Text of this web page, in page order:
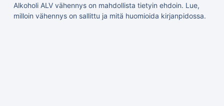
Alkoholi ALV vähennys on mahdollista tietyin ehdoin. Lue,
milloin vähennys on sallittu ja mitä huomioida kirjanpidossa.